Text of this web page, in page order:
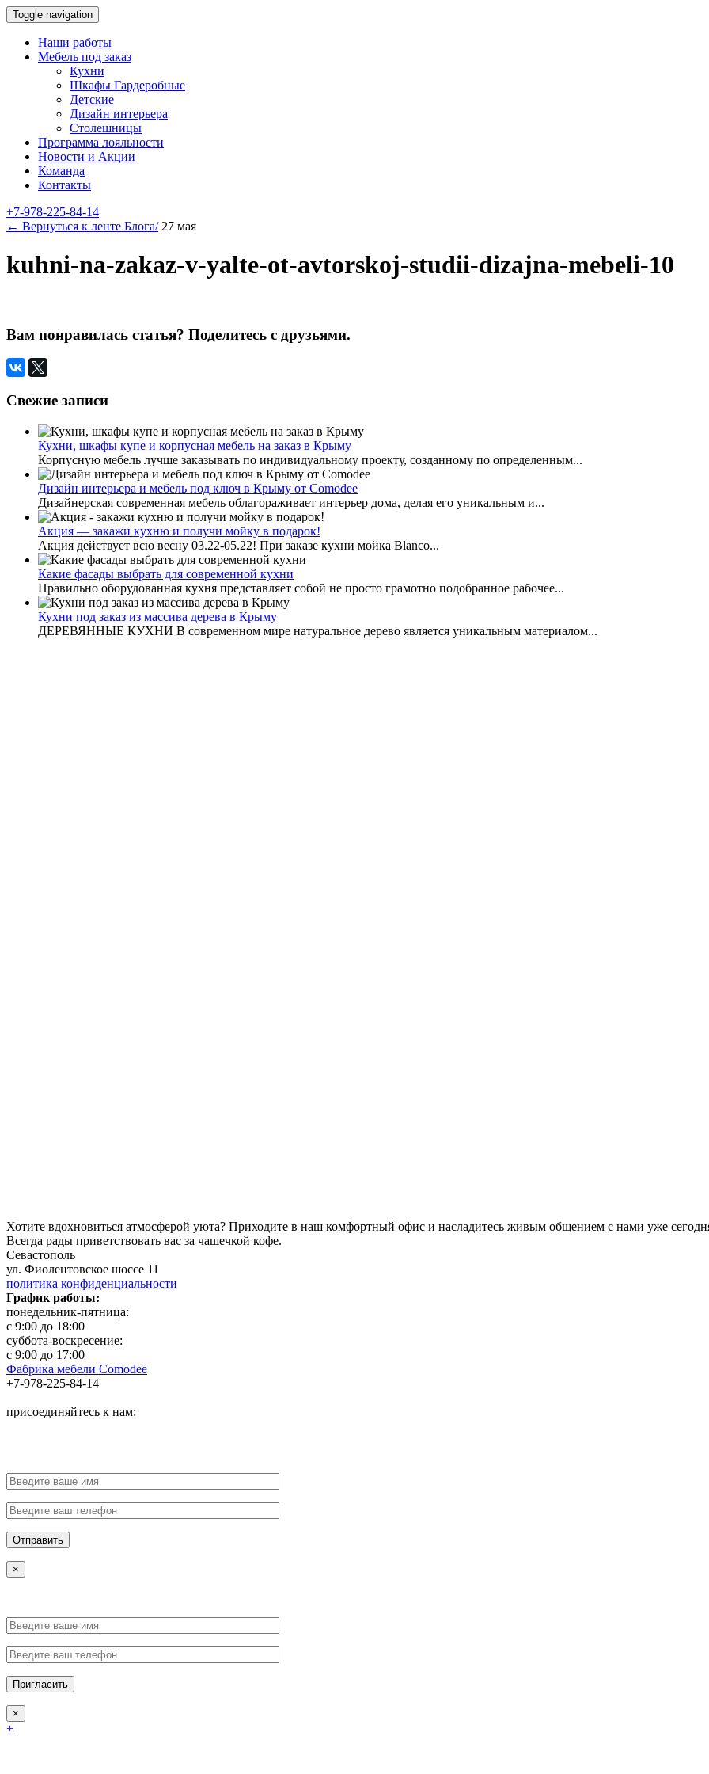
Toggle navigation
Наши работы
Мебель под заказ
Кухни
Шкафы Гардеробные
Детские
Дизайн интерьера
Столешницы
Программа лояльности
Новости и Акции
Команда
Контакты
+7-978-225-84-14
← Вернуться к ленте Блога/ 27 мая
kuhni-na-zakaz-v-yalte-ot-avtorskoj-studii-dizajna-mebeli-10
Вам понравилась статья? Поделитесь с друзьями.
Свежие записи
Кухни, шкафы купе и корпусная мебель на заказ в Крыму
Корпусную мебель лучше заказывать по индивидуальному проекту, созданному по определенным...
Дизайн интерьера и мебель под ключ в Крыму от Comodee
Дизайнерская современная мебель облагораживает интерьер дома, делая его уникальным и...
Акция — закажи кухню и получи мойку в подарок!
Акция действует всю весну 03.22-05.22! При заказе кухни мойка Blanco...
Какие фасады выбрать для современной кухни
Правильно оборудованная кухня представляет собой не просто грамотно подобранное рабочее...
Кухни под заказ из массива дерева в Крыму
ДЕРЕВЯННЫЕ КУХНИ В современном мире натуральное дерево является уникальным материалом...
Хотите вдохновиться атмосферой уюта? Приходите в наш комфортный офис и насладитесь живым общением с нами уже
Всегда рады приветствовать вас за чашечкой кофе.
Севастополь
ул. Фиолентовское шоссе 11
политика конфиденциальности
График работы:
понедельник-пятница:
с 9:00 до 18:00
суббота-воскресение:
с 9:00 до 17:00
Фабрика мебели Comodee
+7-978-225-84-14
присоединяйтесь к нам:
×
×
+